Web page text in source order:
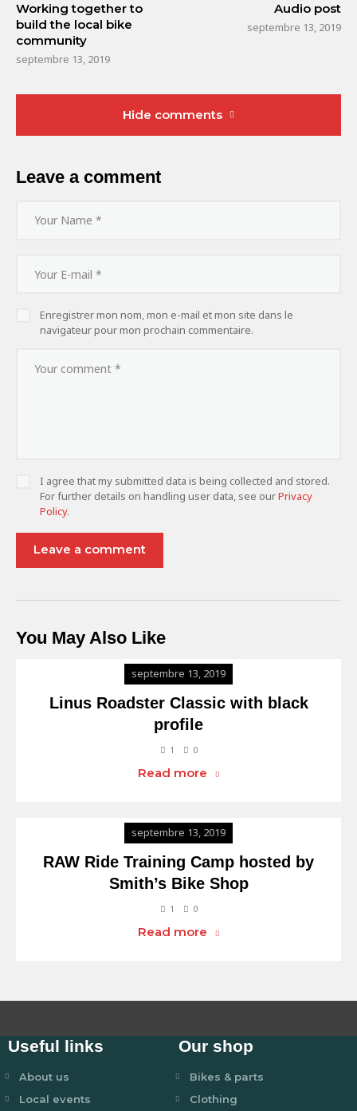
Working together to
build the local bike
community
septembre 13, 2019
Audio post
septembre 13, 2019
Hide comments
Leave a comment
Enregistrer mon nom, mon e-mail et mon site dans le
navigateur pour mon prochain commentaire.
I agree that my submitted data is being collected and stored.
For further details on handling user data, see ourPrivacy
Policy.
You May Also Like
septembre 13, 2019
Linus Roadster Classic with black
profile
1 0
Read more
septembre 13, 2019
RAW Ride Training Camp hosted by
Smith’s Bike Shop
1 0
Read more
Useful links
About us
Local events
Our shop
Bikes & parts
Clothing